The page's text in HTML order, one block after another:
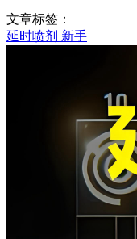
文章标签：
延时喷剂 新手